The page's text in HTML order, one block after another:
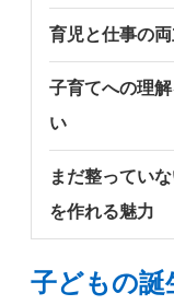
育児と仕事の
子育てへの理
い
まだ整ってい
を作れる魅力
子どもの誕